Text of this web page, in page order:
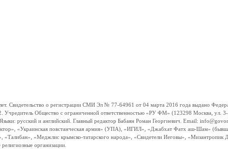
о регистрации СМИ Эл № 77-64961 от 04 марта 2016 года выдано
Общество с ограниченной ответственностью «РУ ФМ» (123298 Москва, ул.
русский и английский. Главный редактор Бабаян Роман Георгиевич. Email:
«Украинская повстанческая армия» (УПА), «ИГИЛ», «Джабхат Фатх аш-Шам»
«Меджлис крымско-татарского народа», «Свидетели Иеговы», «Мизантропик
организации.